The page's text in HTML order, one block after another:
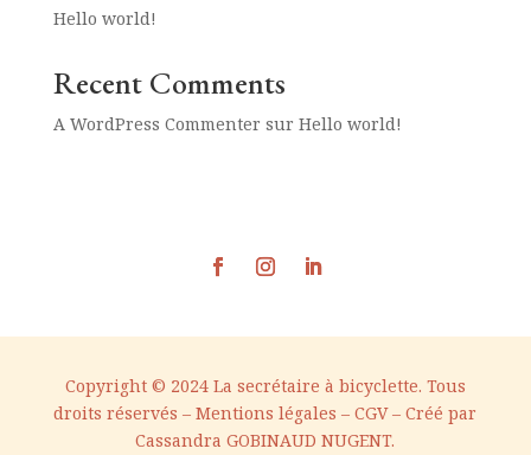
Hello world!
Recent Comments
A WordPress Commenter sur Hello world!
Copyright © 2024 La secrétaire à bicyclette. Tous
droits réservés –Mentions légales –CGV –Créé par
Cassandra GOBINAUD NUGENT.